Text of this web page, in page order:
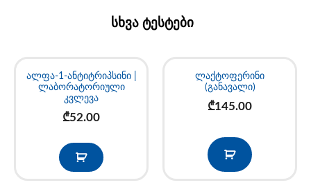
სხვა ტესტები
ალფა-1-ანტიტრიპსინი |
ლაბორატორიული
კვლევა
₾52.00
ლაქტოფერინი
(განავალი)
₾145.00